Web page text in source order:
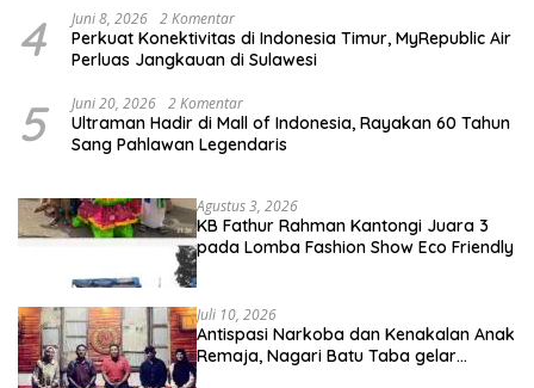
4 Juni 8, 2026 2 Komentar
Perkuat Konektivitas di Indonesia Timur, MyRepublic Air
Perluas Jangkauan di Sulawesi
5 Juni 20, 2026 2 Komentar
Ultraman Hadir di Mall of Indonesia, Rayakan 60 Tahun
Sang Pahlawan Legendaris
Agustus 3, 2026
KB Fathur Rahman Kantongi Juara 3
pada Lomba Fashion Show Eco Friendly
Juli 10, 2026
Antispasi Narkoba dan Kenakalan Anak
Remaja, Nagari Batu Taba gelar